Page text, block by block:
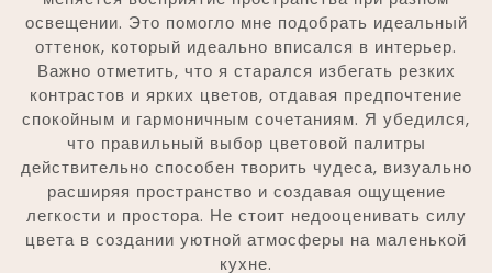
освещении. Это помогло мне подобрать идеальный
оттенок, который идеально вписался в интерьер.
Важно отметить, что я старался избегать резких
контрастов и ярких цветов, отдавая предпочтение
спокойным и гармоничным сочетаниям. Я убедился,
что правильный выбор цветовой палитры
действительно способен творить чудеса, визуально
расширяя пространство и создавая ощущение
легкости и простора. Не стоит недооценивать силу
цвета в создании уютной атмосферы на маленькой
кухне.